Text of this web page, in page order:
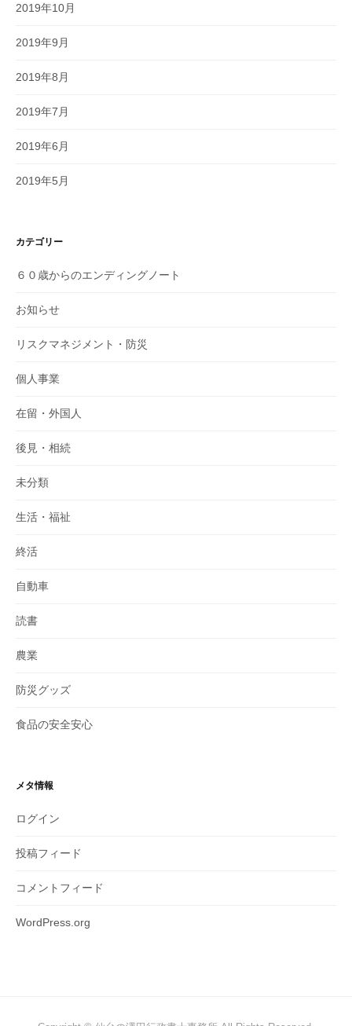
2019年10月
2019年9月
2019年8月
2019年7月
2019年6月
2019年5月
カテゴリー
６０歳からのエンディングノート
お知らせ
リスクマネジメント・防災
個人事業
在留・外国人
後見・相続
未分類
生活・福祉
終活
自動車
読書
農業
防災グッズ
食品の安全安心
メタ情報
ログイン
投稿フィード
コメントフィード
WordPress.org